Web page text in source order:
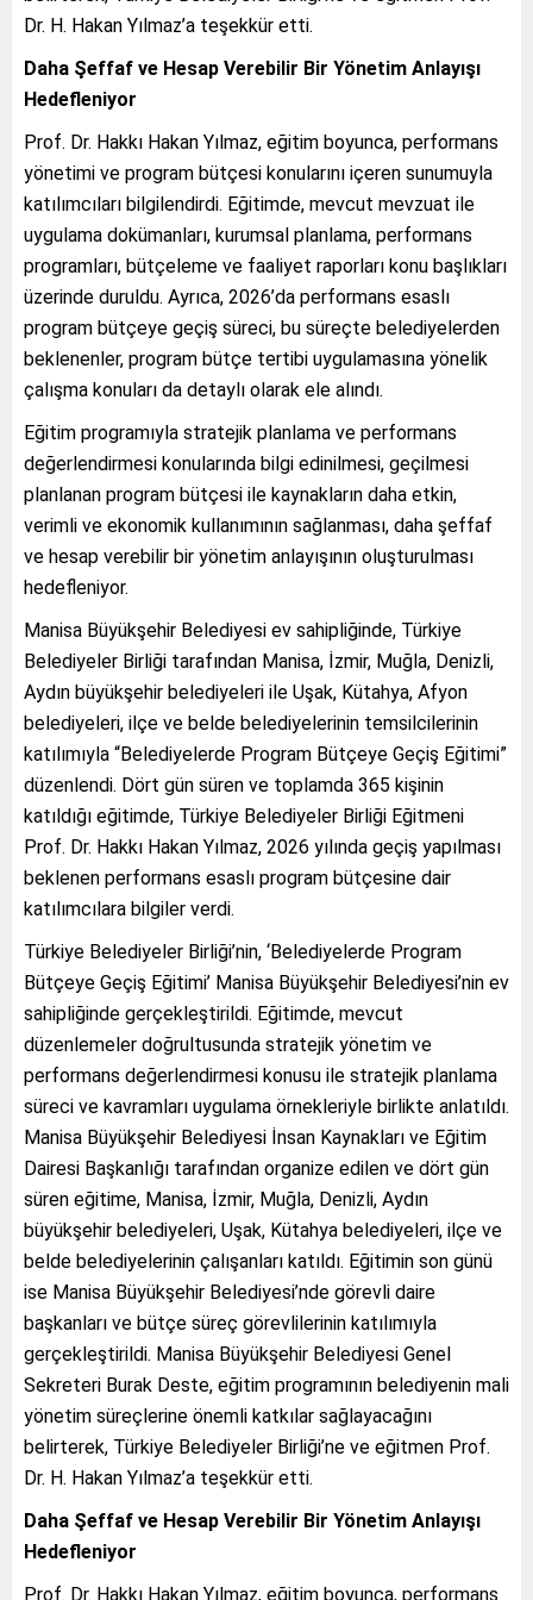
Dr. H. Hakan Yılmaz’a teşekkür etti.
Daha Şeffaf ve Hesap Verebilir Bir Yönetim Anlayışı
Hedefleniyor
Prof. Dr. Hakkı Hakan Yılmaz, eğitim boyunca, performans
yönetimi ve program bütçesi konularını içeren sunumuyla
katılımcıları bilgilendirdi. Eğitimde, mevcut mevzuat ile
uygulama dokümanları, kurumsal planlama, performans
programları, bütçeleme ve faaliyet raporları konu başlıkları
üzerinde duruldu. Ayrıca, 2026’da performans esaslı
program bütçeye geçiş süreci, bu süreçte belediyelerden
beklenenler, program bütçe tertibi uygulamasına yönelik
çalışma konuları da detaylı olarak ele alındı.
Eğitim programıyla stratejik planlama ve performans
değerlendirmesi konularında bilgi edinilmesi, geçilmesi
planlanan program bütçesi ile kaynakların daha etkin,
verimli ve ekonomik kullanımının sağlanması, daha şeffaf
ve hesap verebilir bir yönetim anlayışının oluşturulması
hedefleniyor.
Manisa Büyükşehir Belediyesi ev sahipliğinde, Türkiye
Belediyeler Birliği tarafından Manisa, İzmir, Muğla, Denizli,
Aydın büyükşehir belediyeleri ile Uşak, Kütahya, Afyon
belediyeleri, ilçe ve belde belediyelerinin temsilcilerinin
katılımıyla “Belediyelerde Program Bütçeye Geçiş Eğitimi”
düzenlendi. Dört gün süren ve toplamda 365 kişinin
katıldığı eğitimde, Türkiye Belediyeler Birliği Eğitmeni
Prof. Dr. Hakkı Hakan Yılmaz, 2026 yılında geçiş yapılması
beklenen performans esaslı program bütçesine dair
katılımcılara bilgiler verdi.
Türkiye Belediyeler Birliği’nin, ‘Belediyelerde Program
Bütçeye Geçiş Eğitimi’ Manisa Büyükşehir Belediyesi’nin ev
sahipliğinde gerçekleştirildi. Eğitimde, mevcut
düzenlemeler doğrultusunda stratejik yönetim ve
performans değerlendirmesi konusu ile stratejik planlama
süreci ve kavramları uygulama örnekleriyle birlikte anlatıldı.
Manisa Büyükşehir Belediyesi İnsan Kaynakları ve Eğitim
Dairesi Başkanlığı tarafından organize edilen ve dört gün
süren eğitime, Manisa, İzmir, Muğla, Denizli, Aydın
büyükşehir belediyeleri, Uşak, Kütahya belediyeleri, ilçe ve
belde belediyelerinin çalışanları katıldı. Eğitimin son günü
ise Manisa Büyükşehir Belediyesi’nde görevli daire
başkanları ve bütçe süreç görevlilerinin katılımıyla
gerçekleştirildi. Manisa Büyükşehir Belediyesi Genel
Sekreteri Burak Deste, eğitim programının belediyenin mali
yönetim süreçlerine önemli katkılar sağlayacağını
belirterek, Türkiye Belediyeler Birliği’ne ve eğitmen Prof.
Dr. H. Hakan Yılmaz’a teşekkür etti.
Daha Şeffaf ve Hesap Verebilir Bir Yönetim Anlayışı
Hedefleniyor
Prof. Dr. Hakkı Hakan Yılmaz, eğitim boyunca, performans